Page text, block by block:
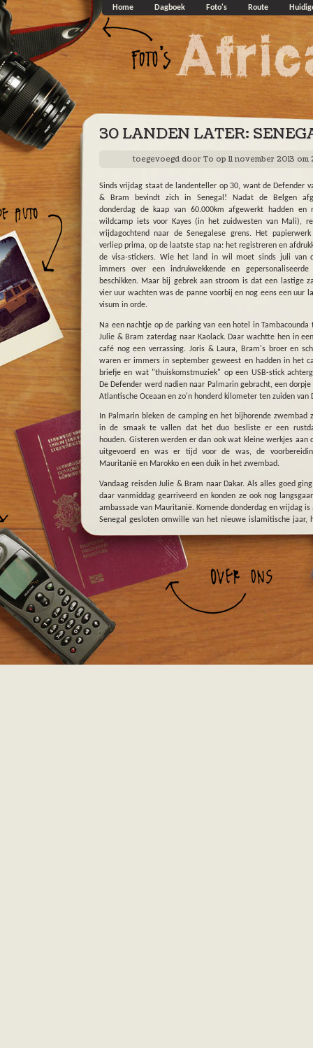
Overslaan en naar de algemene inhoud gaan
Home Dagboek Foto's Route
30 LANDEN LATER:
toegevoegd door To op 11 november 2013 om
Sinds vrijdag staat de landenteller op 30, want de Defender
& Bram bevindt zich in Senegal! Nadat de Belgen
donderdag de kaap van 60.000km afgewerkt hadden en
wildcamp iets voor Kayes (in het zuidwesten van Mali),
vrijdagochtend naar de Senegalese grens. Het
verliep prima, op de laatste stap na: het registreren en
de visa-stickers. Wie het land in wil moet sinds juli van
immers over een indrukwekkende en gepersonaliseerde
beschikken. Maar bij gebrek aan stroom is dat een lastige
vier uur wachten was de panne voorbij en nog eens een uur
visum in orde.
Na een nachtje op de parking van een hotel in Tambacounda
Julie & Bram zaterdag naar Kaolack. Daar wachtte hen in
café nog een verrassing. Joris & Laura, Bram's broer en
waren er immers in september geweest en hadden in het
briefje en wat "thuiskomstmuziek" op een USB-stick
De Defender werd nadien naar Palmarin gebracht, een dorpje
Atlantische Oceaan en zo'n honderd kilometer ten zuiden van
In Palmarin bleken de camping en het bijhorende zwembad
in de smaak te vallen dat het duo besliste er een
houden. Gisteren werden er dan ook wat kleine werkjes aan
uitgevoerd en was er tijd voor de was, de
Mauritanië en Marokko en een duik in het zwembad.
Vandaag reisden Julie & Bram naar Dakar. Als alles goed
daar vanmiddag gearriveerd en konden ze ook nog
ambassade van Mauritanië. Komende donderdag en vrijdag is
Senegal gesloten omwille van het nieuwe islamitische jaar,